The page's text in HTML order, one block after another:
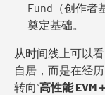
Fund（创作者
奠定基础。
从时间线上可以
自居，而是在经
转向“高性能 EVM